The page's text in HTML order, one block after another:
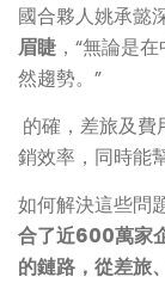
國合夥人姚承懿
眉睫 ，“無論是
然趨勢。”
的確，差旅及費
銷效率，同時能
如何解決這些問
合了近600萬家
的鏈路，從差旅